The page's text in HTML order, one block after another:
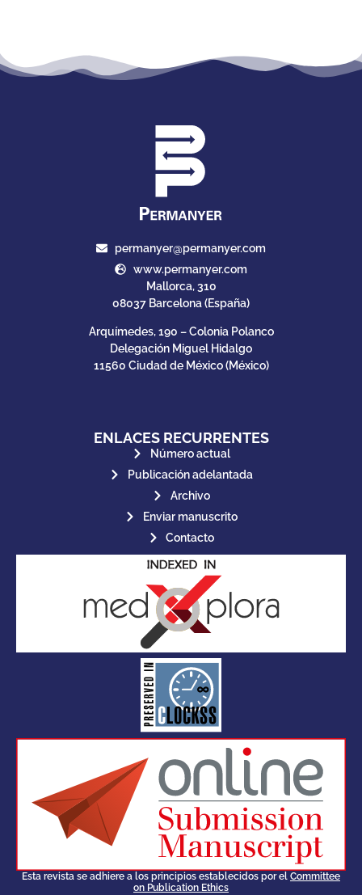
permanyer@permanyer.com
www.permanyer.com
Mallorca, 310
08037 Barcelona (España)
Arquímedes, 190 – Colonia Polanco
Delegación Miguel Hidalgo
11560 Ciudad de México (México)
ENLACES RECURRENTES
Número actual
Publicación adelantada
Archivo
Enviar manuscrito
Contacto
CLOCKSS is a dak archive that
ensures the long-term survival
of web-based scholary
publications, governed by and
for its stakeholders.
Esta revista se adhiere a los principios establecidos por el Committee
on Publication Ethics